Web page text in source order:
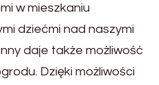
w mieszkaniu
dziećmi nad naszymi
daje także możliwość
Dzięki możliwości